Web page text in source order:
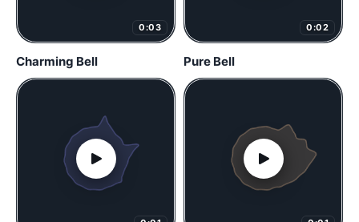
0:03
Charming Bell
0:02
Pure Bell